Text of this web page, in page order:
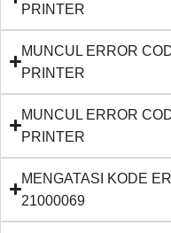
PRINTER
MUNCUL ERROR
PRINTER
MUNCUL ERROR
PRINTER
MENGATASI KODE
21000069